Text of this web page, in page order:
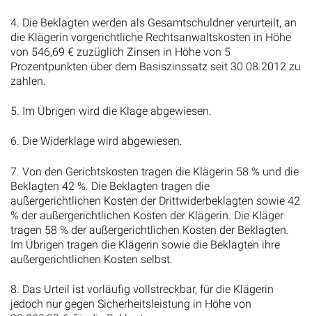
4. Die Beklagten werden als Gesamtschuldner verurteilt, an
die Klägerin vorgerichtliche Rechtsanwaltskosten in Höhe
von 546,69 € zuzüglich Zinsen in Höhe von 5
Prozentpunkten über dem Basiszinssatz seit 30.08.2012 zu
zahlen.
5. Im Übrigen wird die Klage abgewiesen.
6. Die Widerklage wird abgewiesen.
7. Von den Gerichtskosten tragen die Klägerin 58 % und die
Beklagten 42 %. Die Beklagten tragen die
außergerichtlichen Kosten der Drittwiderbeklagten sowie 42
% der außergerichtlichen Kosten der Klägerin. Die Kläger
tragen 58 % der außergerichtlichen Kosten der Beklagten.
Im Übrigen tragen die Klägerin sowie die Beklagten ihre
außergerichtlichen Kosten selbst.
8. Das Urteil ist vorläufig vollstreckbar, für die Klägerin
jedoch nur gegen Sicherheitsleistung in Höhe von